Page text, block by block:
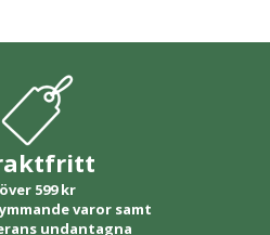
över 599 kr
varor samt
undantagna